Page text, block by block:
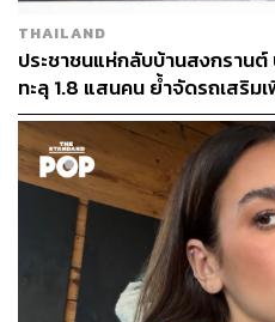
วันเสาร์ที่ 10 สิงหาคม
วันอาทิตย์ที่ 11 สิงหาคม
THAILAND
ประชาชนแห่กลับบ้านสงกราน
ทะลุ 1.8 แสนคน ย้ำจัดรถเสริม